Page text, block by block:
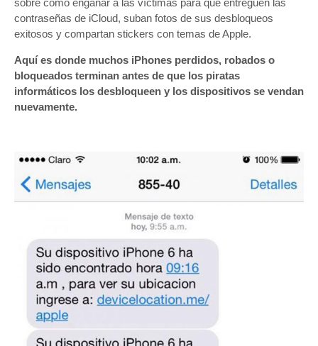
contraseñas de iCloud, suban fotos de sus desbloqueos
exitosos y compartan stickers con temas de Apple.
Aquí es donde muchos iPhones perdidos, robados o
bloqueados terminan antes de que los piratas
informáticos los desbloqueen y los dispositivos se vendan
nuevamente.